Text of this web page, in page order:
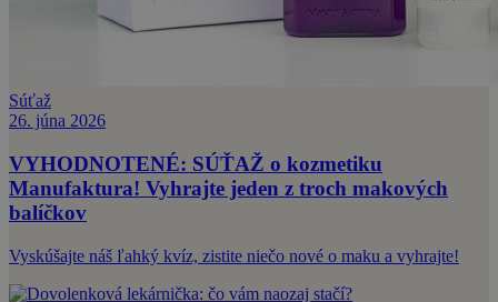
Súťaž
26. júna 2026
VYHODNOTENÉ: SÚŤAŽ o kozmetiku
Manufaktura! Vyhrajte jeden z troch makových
balíčkov
Vyskúšajte náš ľahký kvíz, zistite niečo nové o maku a vyhrajte!